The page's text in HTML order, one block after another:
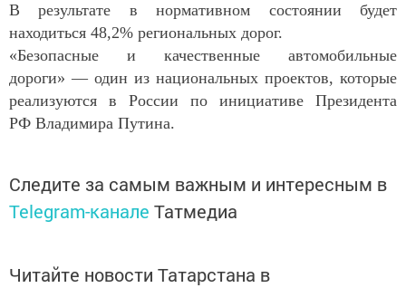
В результате в нормативном состоянии будет
находиться 48,2% региональных дорог.
«Безопасные и качественные автомобильные
дороги» — один из национальных проектов, которые
реализуются в России по инициативе Президента
РФ Владимира Путина.
Следите за самым важным и интересным в
Telegram-канале Татмедиа
Читайте новости Татарстана в